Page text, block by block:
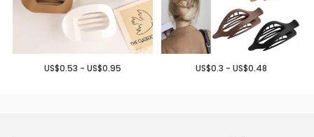
US$0.53 - US$0.95 US$0.3 - US$0.48